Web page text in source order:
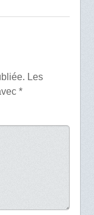
Les
*